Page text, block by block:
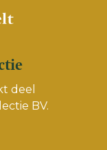
deel
BV.